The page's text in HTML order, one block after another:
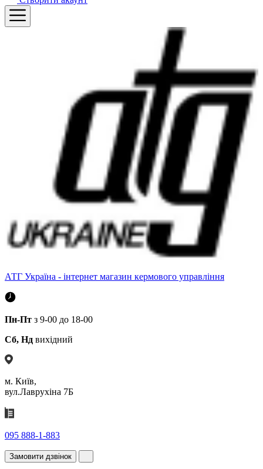
АТГ Україна - інтернет магазин кермового управління
Пн-Пт з 9-00 до 18-00
Сб, Нд вихідний
м. Київ,
вул.Лаврухіна 7Б
095 888-1-883
Замовити дзвінок